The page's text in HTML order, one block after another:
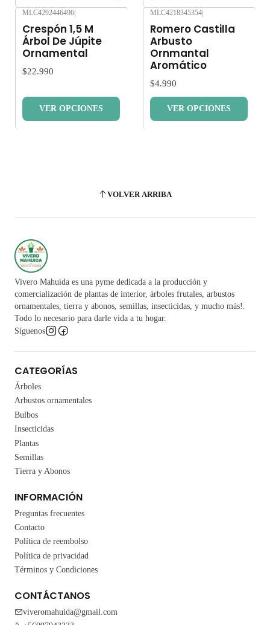
MLC4292446496
Crespón 1,5 M
Árbol De Júpite
Ornamental
$22.990
VER OPCIONES
MLC4218345354
Romero Castilla
Arbusto
Ornmantal
Aromático
$4.990
VER OPCIONES
VOLVER ARRIBA
Vivero Mahuida es una pyme dedicada a la producción y
comercialización de plantas de interior, árboles frutales, arbustos
ornamentales, tierra y abonos, semillas, insecticidas, y mucho más!.
Todo lo necesario para darle vida a tu hogar.
Síguenos
CATEGORÍAS
Árboles
Arbustos ornamentales
Bulbos
Insecticidas
Plantas
Semillas
Tierra y Abonos
INFORMACIÓN
Preguntas frecuentes
Contacto
Política de reembolso
Política de privacidad
Términos y Condiciones
CONTÁCTANOS
viveromahuida@gmail.com